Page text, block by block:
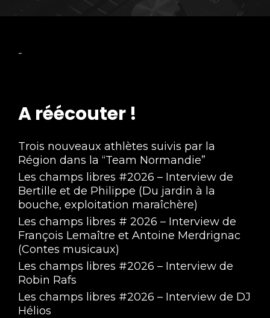
-
A réécouter !
Trois nouveaux athlètes suivis par la
Région dans la “Team Normandie”
Les champs libres #2026 – Interview de
Bertille et de Philippe (Du jardin à la
bouche, exploitation maraîchère)
Les champs libres # 2026 – Interview de
François Lemaître et Antoine Merdrignac
(Contes musicaux)
Les champs libres #2026 – Interview de
Robin Rafs
Les champs libres #2026 – Interview de DJ
Hélios